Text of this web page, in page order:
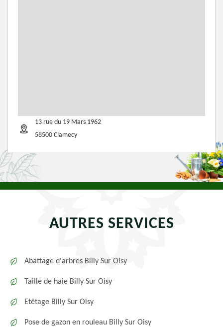
13 rue du 19 Mars 1962
58500 Clamecy
AUTRES SERVICES
Abattage d'arbres Billy Sur Oisy
Taille de haie Billy Sur Oisy
Etêtage Billy Sur Oisy
Pose de gazon en rouleau Billy Sur Oisy